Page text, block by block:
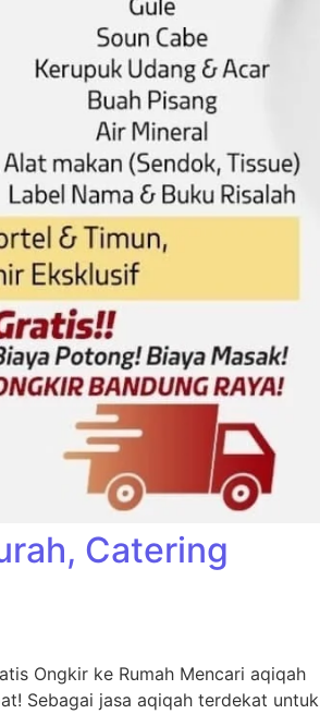
Catering
Ongkir ke Rumah Mencari aqiqah
Sebagai jasa aqiqah terdekat untuk